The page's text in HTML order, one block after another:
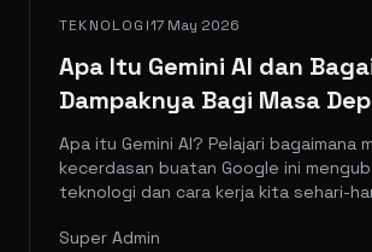
TEKNOLOGI17 May 2026
Apa Itu Gemini AI dan
Dampaknya Bagi Masa
Teknologi?
Apa itu Gemini AI? Pelajari bagaimana
kecerdasan buatan Google ini
teknologi dan cara kerja kita sehari-
Super Admin